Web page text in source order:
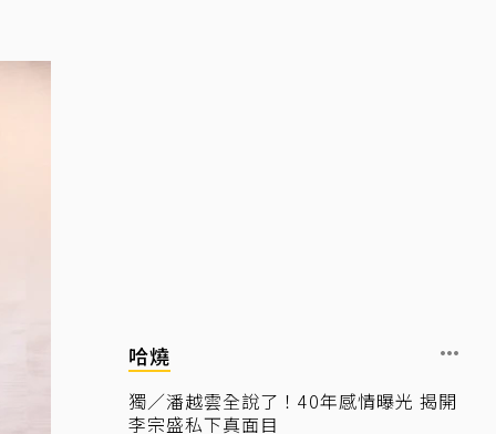
哈燒
獨／潘越雲全說了！40年感情曝光 揭開
李宗盛私下真面目